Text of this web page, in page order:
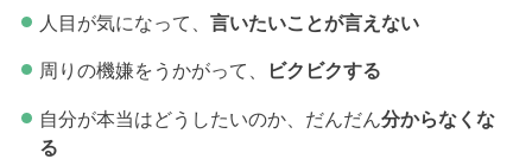
人目が気になって、 言いたいことが言えない
周りの機嫌をうかがって、 ビクビクする
自分が本当はどうしたいのか、だんだん分からなくな
る